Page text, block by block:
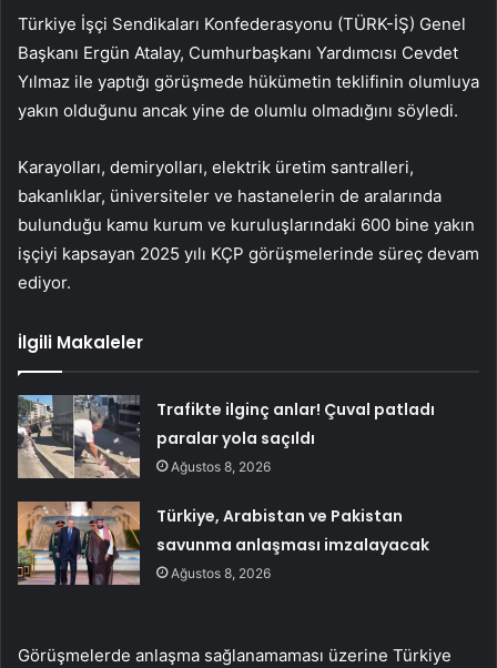
Türkiye İşçi Sendikaları Konfederasyonu (TÜRK-İŞ) Genel
Başkanı Ergün Atalay, Cumhurbaşkanı Yardımcısı Cevdet
Yılmaz ile yaptığı görüşmede hükümetin teklifinin olumluya
yakın olduğunu ancak yine de olumlu olmadığını söyledi.
Karayolları, demiryolları, elektrik üretim santralleri,
bakanlıklar, üniversiteler ve hastanelerin de aralarında
bulunduğu kamu kurum ve kuruluşlarındaki 600 bine yakın
işçiyi kapsayan 2025 yılı KÇP görüşmelerinde süreç devam
ediyor.
İlgili Makaleler
Trafikte ilginç anlar! Çuval patladı
paralar yola saçıldı
Ağustos 8, 2026
Türkiye, Arabistan ve Pakistan
savunma anlaşması imzalayacak
Ağustos 8, 2026
Görüşmelerde anlaşma sağlanamaması üzerine Türkiye